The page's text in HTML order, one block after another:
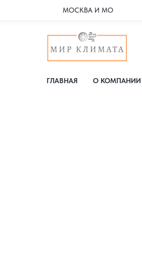
МОСКВА И МО
ГЛАВНАЯ О КОМПАНИИ